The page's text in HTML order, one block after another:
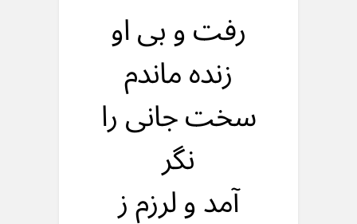
رفت و بی او
زنده ماندم
سخت جانی را
نگر
آمد و لرزم ز